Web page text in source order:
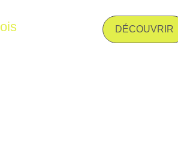
double. Très fonctionnel avec buanderie
et eau chaude collectif. Double vitrage
DÉCOUVRIR